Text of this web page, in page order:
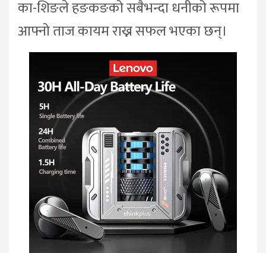
का-शिङले हङकङको सबैभन्दा धनीको रूपमा
आफ्नो ताज कायम राख्न सफल भएका छन्।